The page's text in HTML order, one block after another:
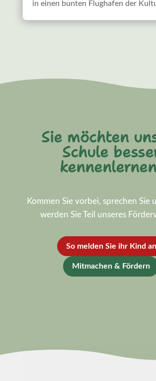
in einen bunten Flughafen der
Sie möchten
Schule
Kommen Sie vorbei, sprechen Sie
werden Sie Teil unseres
So melden Sie ihr Kind an
Mitmachen & Fördern